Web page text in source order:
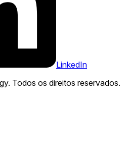
LinkedIn
. Todos os direitos reservados.